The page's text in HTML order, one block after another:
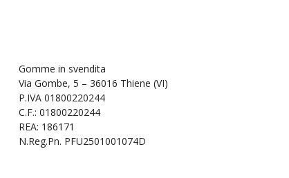
Gomme in svendita
Via Gombe, 5 – 36016 Thiene (VI)
P.IVA 01800220244
C.F.: 01800220244
REA: 186171
N.Reg.Pn. PFU2501001074D